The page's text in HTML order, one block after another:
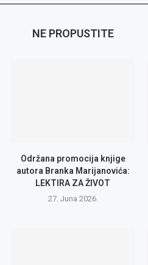
NE PROPUSTITE
Održana promocija knjige
autora Branka Marijanovića:
LEKTIRA ZA ŽIVOT
27. Juna 2026.